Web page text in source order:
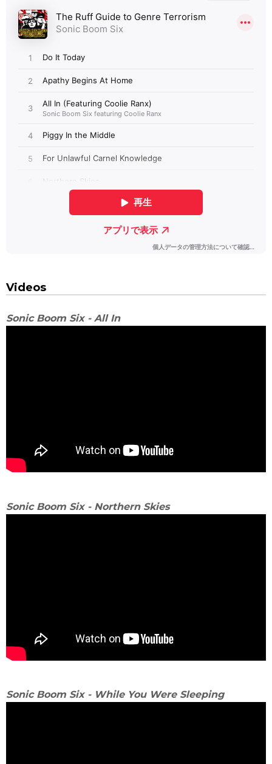
Videos
Sonic Boom Six - All In
Sonic Boom Six - Northern Skies
Sonic Boom Six - While You Were Sleeping